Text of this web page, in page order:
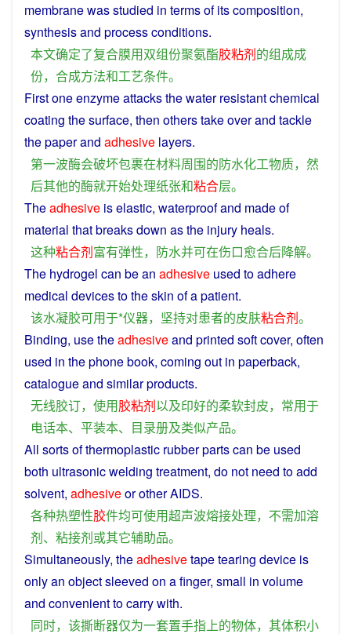
membranewasstudied in termsofitscomposition,
synthesisand processconditions.
本文确定了复合膜用双组份聚氨酯胶粘剂的组成成
份， 合成方法和工艺条件。
Firstoneenzymeattacksthewaterresistantchemical
coating the surface, then otherstake overand tackle
thepaperand adhesive layers.
第一波酶会破坏包裹在材料周围的防水化工物质， 然
后其他的酶就开始处理纸张和粘合层。
Theadhesive iselastic, waterproofand made of
material that breaks down as the injury heals.
这种粘合剂富有弹性， 防水并可在伤口愈合后降解。
The hydrogel can be an adhesive used toadhere
medical devicestotheskin ofapatient.
该水凝胶可用于*仪器， 坚持对患者的皮肤粘合剂。
Binding, usetheadhesiveand printed softcover, often
used in thephonebook, coming out in paperback,
catalogueand similarproducts.
无线胶订， 使用胶粘剂以及印好的柔软封皮， 常用于
电话本、 平装本、 目录册及类似产品。
All sortsofthermoplastic rubberpartscan be used
both ultrasonicwelding treatment, do not need toadd
solvent, adhesiveorotherAIDS.
各种热塑性胶件均可使用超声波熔接处理， 不需加溶
剂、 粘接剂或其它辅助品。
Simultaneously, theadhesivetapetearing device is
onlyan objectsleeved on afinger, small in volume
and convenienttocarrywith.
同时， 该撕断器仅为一套置手指上的物体， 其体积小